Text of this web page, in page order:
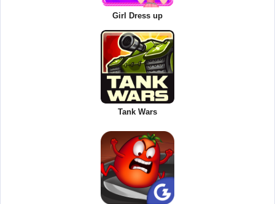
Girl Dress up
Tank Wars